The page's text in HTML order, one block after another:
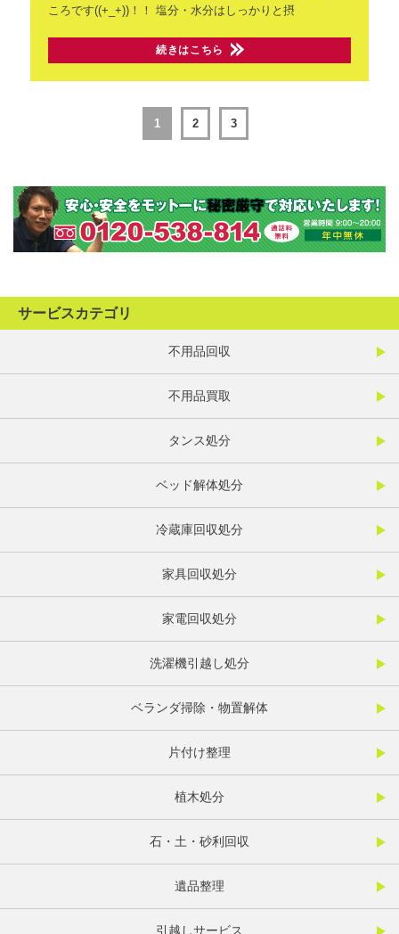
ころです((+_+))！！ 塩分・水分はしっかりと摂
続きはこちら
1 2 3
サービスカテゴリ
不用品回収
不用品買取
タンス処分
ベッド解体処分
冷蔵庫回収処分
家具回収処分
家電回収処分
洗濯機引越し処分
ベランダ掃除・物置解体
片付け整理
植木処分
石・土・砂利回収
遺品整理
引越しサービス